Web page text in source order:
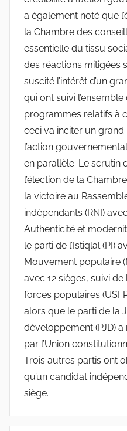
a également noté que
la Chambre des
essentielle du tissu
des réactions mitigées
suscité l’intérêt d’un
qui ont suivi
programmes relatifs à
ceci va inciter un grand
l’action
en parallèle. Le scrutin
l’élection de la
la victoire au
indépendants (RNI)
Authenticité et
le parti de l’Istiqlal (PI)
Mouvement populaire
avec 12 sièges, suivi de
forces populaires
alors que le parti de la
développement (PJD)
par l’Union
Trois autres partis ont
qu’un candidat
siège.